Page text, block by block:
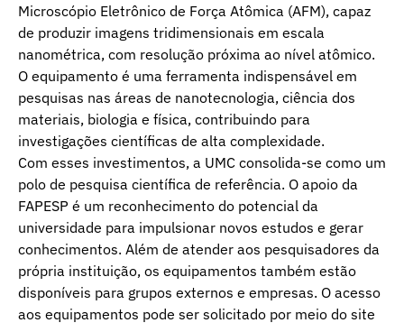
Microscópio Eletrônico de Força Atômica (AFM), capaz
de produzir imagens tridimensionais em escala
nanométrica, com resolução próxima ao nível atômico.
O equipamento é uma ferramenta indispensável em
pesquisas nas áreas de nanotecnologia, ciência dos
materiais, biologia e física, contribuindo para
investigações científicas de alta complexidade.
Com esses investimentos, a UMC consolida-se como um
polo de pesquisa científica de referência. O apoio da
FAPESP é um reconhecimento do potencial da
universidade para impulsionar novos estudos e gerar
conhecimentos. Além de atender aos pesquisadores da
própria instituição, os equipamentos também estão
disponíveis para grupos externos e empresas. O acesso
aos equipamentos pode ser solicitado por meio do site